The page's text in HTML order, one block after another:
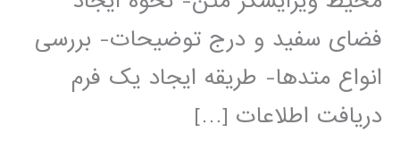
فضای سفید و درج توضیحات- بررسی
انواع متدها- طریقه ایجاد یک فرم
دریافت اطلاعات […]